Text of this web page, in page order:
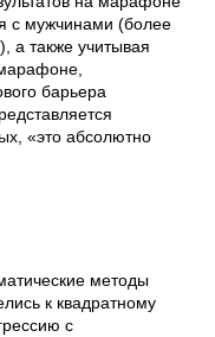
с мужчинами (более
а также учитывая
барьера
«это абсолютно
методы
к квадратному
с